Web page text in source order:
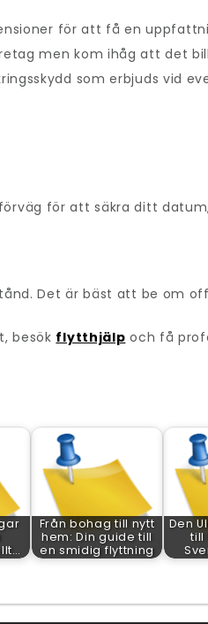
för att få en
men kom ihåg att det
som erbjuds vid
för att säkra ditt
Det är bäst att be om
besök flytthjälp och få
Från bohag till nytt
hem: Din guide till
en smidig flyttning
Den
till